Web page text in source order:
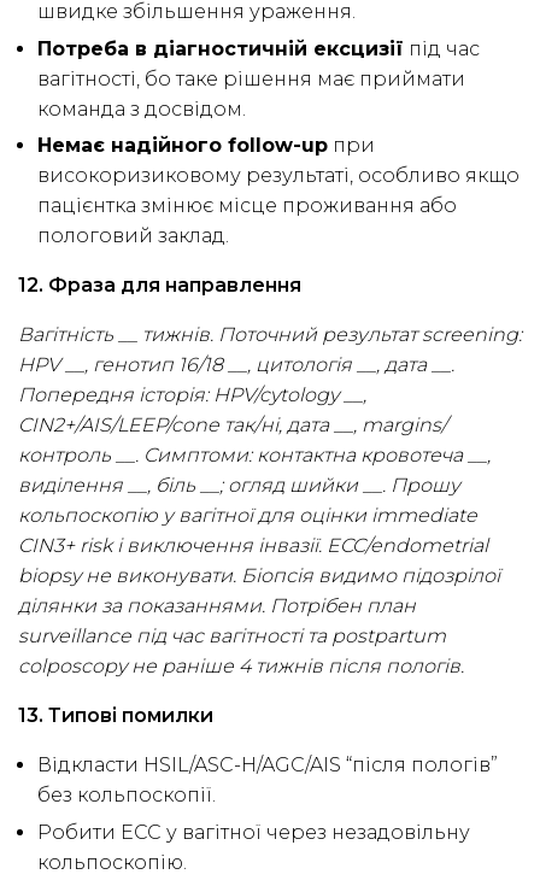
швидке збільшення ураження.
Потреба в діагностичній ексцизії під час
вагітності, бо таке рішення має приймати
команда з досвідом.
Немає надійного follow-up при
високоризиковому результаті, особливо якщо
пацієнтка змінює місце проживання або
пологовий заклад.
12. Фраза для направлення
Вагітність __ тижнів. Поточний результат screening:
HPV __, генотип 16/18 __, цитологія __, дата __.
Попередня історія: HPV/cytology __,
CIN2+/AIS/LEEP/cone так/ні, дата __, margins/
контроль __. Симптоми: контактна кровотеча __,
виділення __, біль __; огляд шийки __. Прошу
кольпоскопію у вагітної для оцінки immediate
CIN3+ risk і виключення інвазії. ECC/endometrial
biopsy не виконувати. Біопсія видимо підозрілої
ділянки за показаннями. Потрібен план
surveillance під час вагітності та postpartum
colposcopy не раніше 4 тижнів після пологів.
13. Типові помилки
Відкласти HSIL/ASC-H/AGC/AIS “після пологів”
без кольпоскопії.
Робити ECC у вагітної через незадовільну
кольпоскопію.